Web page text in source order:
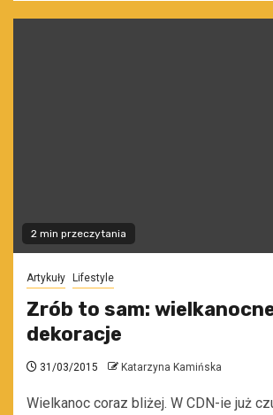
2 min przeczytania
Artykuły Lifestyle
Zrób to sam:
dekoracje
31/03/2015 Katarzyna Kamińska
Wielkanoc coraz bliżej. W CDN-ie już